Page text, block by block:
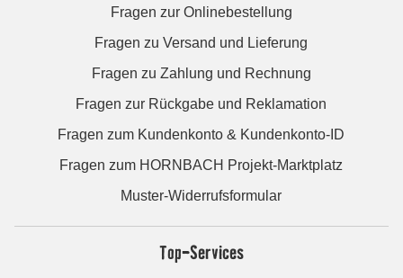
Fragen zur Onlinebestellung
Fragen zu Versand und Lieferung
Fragen zu Zahlung und Rechnung
Fragen zur Rückgabe und Reklamation
Fragen zum Kundenkonto & Kundenkonto-ID
Fragen zum HORNBACH Projekt-Marktplatz
Muster-Widerrufsformular
Top-Services